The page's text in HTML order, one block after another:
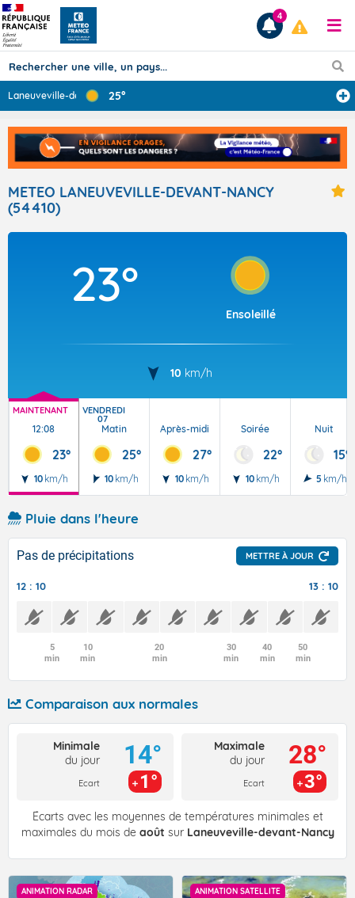
Prévisions
TOUS LES RÉSULTATS
4
Laneuveville-de ... 25°
METEO LANEUVEVILLE-DEVANT-NANCY
(54410)
23°
Ensoleillé
10 km/h
MAINTENANT
12:08
23°
10 km/h
VENDREDI
07
Matin
25°
10 km/h
Après-midi
27°
10 km/h
Soirée
22°
10 km/h
Nuit
15°
5 km/h
Pluie dans l'heure
Pas de précipitations METTRE À JOUR
12 : 10 13 : 10
5
min
10
min
20
min
30
min
40
min
50
min
Comparaison aux normales
Minimale
du jour
Ecart
14°
1°
Maximale
du jour
Ecart
28°
3°
Écarts avec les moyennes de températures minimales et
maximales du mois de août sur Laneuveville-devant-Nancy
ANIMATION RADAR ANIMATION SATELLITE